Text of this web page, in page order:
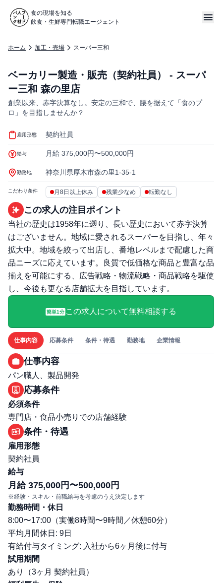
食の現場を知る
飲食・生鮮専門転職エージェント
ホーム 加工・売場 スーパー三和
ベーカリー製造・販売（契約社員） - スーパ
ー三和 森の里店
創業以来、赤字決算なし。安定の三和で、腰を据えて「食のプ
ロ」を目指しませんか？
雇用形態 契約社員
給与 月給 375,000円〜500,000円
勤務地 神奈川県厚木市森の里1-35-1
こだわり条件 月8日以上休み 残業少なめ 転勤なし
この求人の注目ポイント
当社の歴史は1958年に遡り、長い歴史において赤字決算
はございません。地域に愛されるスーパーを目指し、年々
拡大中。地域を絞って出店し、番地レベルまで配慮した商
品ニーズに応えています。良質で低価格な商品と豊富な品
揃えを可能にする、広告戦略・物流戦略・商品戦略を駆使
し、今後も更なる店舗拡大を目指しています。
簡単1分 この求人について無料相談する
仕事内容 応募条件 条件・待遇 勤務地 企業情報
仕事内容
パン職人、製品開発
応募条件
必須条件
専門店・食品小売りでの店舗経験
条件・待遇
雇用形態
契約社員
給与
月給 375,000円〜500,000円
※経験・スキル・前職給与を考慮のうえ決定します
勤務時間・休日
8:00〜17:00（実働8時間〜9時間／休憩60分）
平均月間休日: 9日
有給付与タイミング: 入社から6ヶ月後に付与
試用期間
あり（3ヶ月 契約社員）